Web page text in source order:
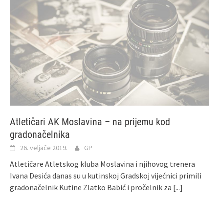
Atletičari AK Moslavina – na prijemu kod
gradonačelnika
26. veljače 2019. GP
Atletičare Atletskog kluba Moslavina i njihovog trenera
Ivana Desića danas su u kutinskoj Gradskoj vijećnici primili
gradonačelnik Kutine Zlatko Babić i pročelnik za [...]